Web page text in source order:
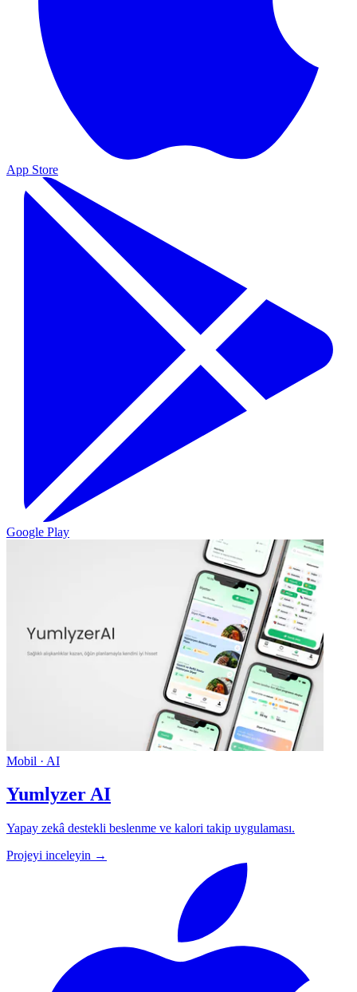
App Store
Google Play
Mobil · AI
Yumlyzer AI
Yapay zekâ destekli beslenme ve kalori takip uygulaması.
Projeyi inceleyin →